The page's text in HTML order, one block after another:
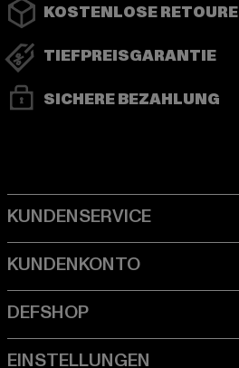
KOSTENLOSE RETOURE
TIEFPREISGARANTIE
SICHERE BEZAHLUNG